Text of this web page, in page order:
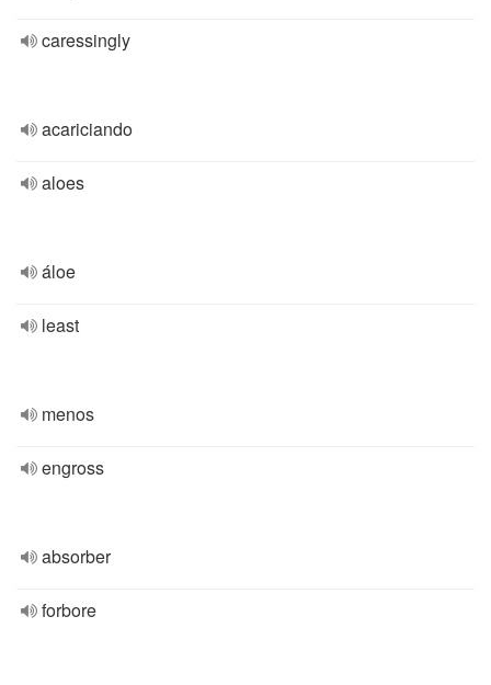
caressingly
acariciando
aloes
áloe
least
menos
engross
absorber
forbore